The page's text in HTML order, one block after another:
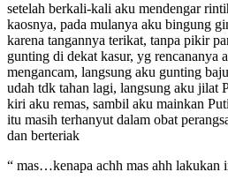
setelah berkali-kali aku mendengar
kaosnya, pada mulanya aku bingung
karena tangannya terikat, tanpa pikir
gunting di dekat kasur, yg rencananya
mengancam, langsung aku gunting
udah tdk tahan lagi, langsung aku jilat
kiri aku remas, sambil aku mainkan
itu masih terhanyut dalam obat
dan berteriak
“ mas…kenapa achh mas ahh lakukan